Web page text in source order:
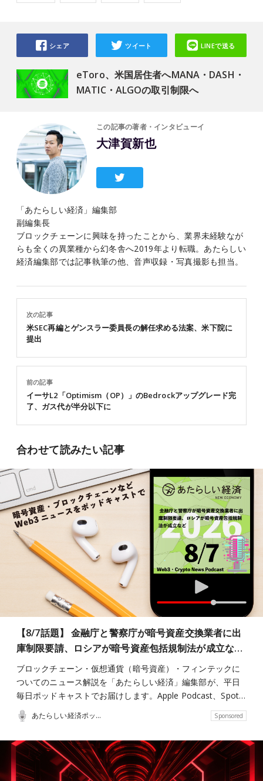
eToro、米国居住者へMANA・DASH・
MATIC・ALGOの取引制限へ
シェア ツイート LINEで送る
この記事の著者・インタビューイ
大津賀新也
「あたらしい経済」編集部
副編集長
ブロックチェーンに興味を持ったことから、業界未経験なが
らも全くの異業種から幻冬舎へ2019年より転職。あたらしい
経済編集部では記事執筆の他、音声収録・写真撮影も担当。
前の記事
イーサL2「Optimism（OP）」のBedrockアップグレード完
了、ガス代が半分以下に
次の記事
米SEC再編とゲンスラー委員長の解任求める法案、米下院に
提出
合わせて読みたい記事
【8/7話題】 金融庁と警察庁が暗号資産交換業者に出
庫制限要請、ロシアが暗号資産包括規制法が成立な…
ブロックチェーン・仮想通貨（暗号資産）・フィンテックに
ついてのニュース解説を「あたらしい経済」編集部が、平日
毎日ポッドキャストでお届けします。Apple Podcast、Spot…
あたらしい経済ポッドキャスト Sponsored